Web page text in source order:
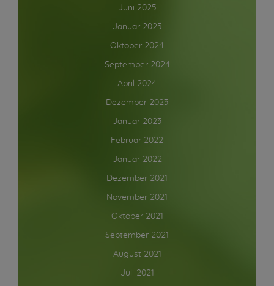
Juni 2025
Januar 2025
Oktober 2024
September 2024
April 2024
Dezember 2023
Januar 2023
Februar 2022
Januar 2022
Dezember 2021
November 2021
Oktober 2021
September 2021
August 2021
Juli 2021